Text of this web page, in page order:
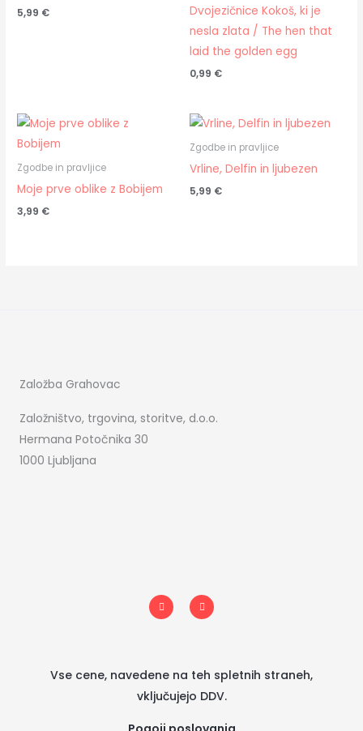
5,99 €
Dvojezičnice Kokoš, ki je
nesla zlata / The hen that
laid the golden egg
0,99 €
Zgodbe in pravljice
Moje prve oblike z Bobijem
3,99 €
Zgodbe in pravljice
Vrline, Delfin in ljubezen
5,99 €
Založba Grahovac
Založništvo, trgovina, storitve, d.o.o.
Hermana Potočnika 30
1000 Ljubljana
n
s
t
a
c
e
-
f
Vse cene, navedene na teh spletnih straneh,
vključujejo DDV.